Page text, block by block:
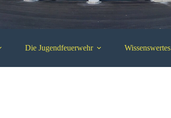
Die Jugendfeuerwehr Wissenswertes